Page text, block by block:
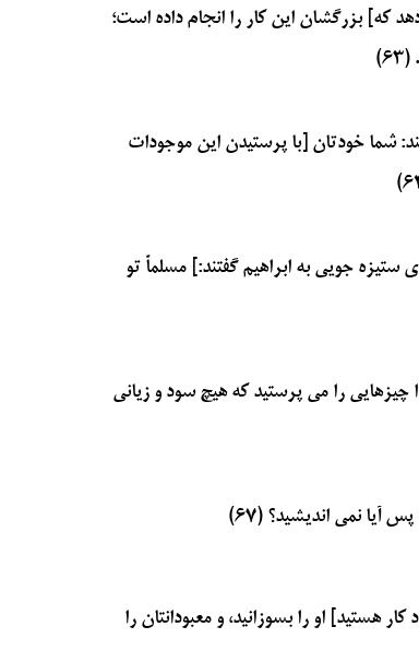
که] بزرگشان این کار را انجام داده است؛
شما خودتان [با پرستیدن این موجودات
جویی به ابراهیم گفتند:] مسلماً تو
را می پرستید که هیچ سود و زیانی
آیا نمی اندیشید؟ (۶۷)
هستید] او را بسوزانید، و معبودانتان را